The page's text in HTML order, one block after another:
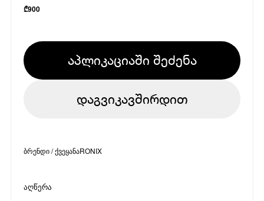
₾900
აპლიკაციაში შეძენა
დაგვიკავშირდით
ბრენდი / ქვეყანაRONIX
აღწერა